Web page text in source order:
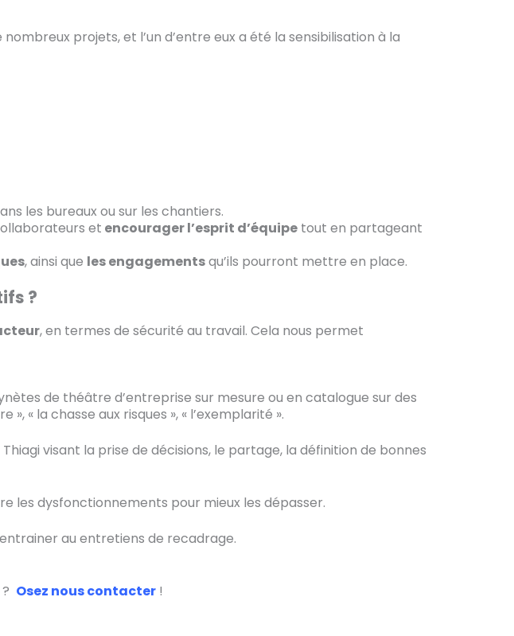
projets, et l’un d’entre eux a été la sensibilisation à la
les bureaux ou sur les chantiers.
et encourager l’esprit d’équipe tout en partageant
, ainsi que les engagementsqu’ils pourront mettre en place.
?
, en termes de sécurité au travail. Cela nous permet
de théâtre d’entreprise sur mesure ou en catalogue sur des
« la chasse aux risques », « l’exemplarité ».
visant la prise de décisions, le partage, la définition de bonnes
les dysfonctionnements pour mieux les dépasser.
au entretiens de recadrage.
Osez nous contacter !